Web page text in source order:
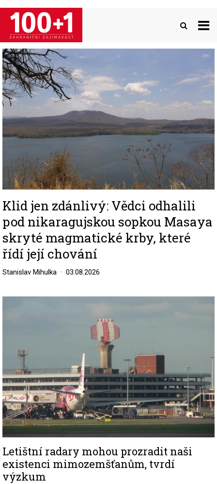
Přejít
hlavnímu
obsahu
Image
Klid jen zdánlivý: Vědci odhalili
pod nikaragujskou sopkou Masaya
skryté magmatické krby, které
řídí její chování
Stanislav Mihulka 03.08.2026
Letištní radary mohou prozradit naši
existenci mimozemšťanům, tvrdí
výzkum